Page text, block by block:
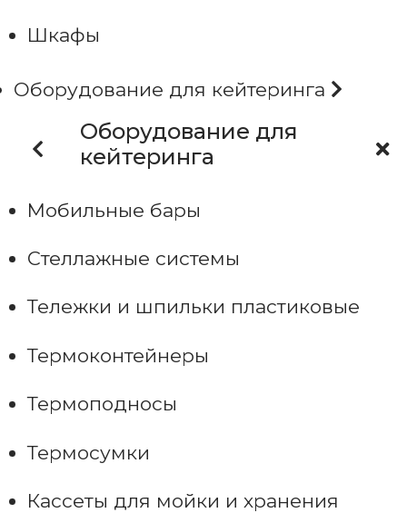
Шкафы
Оборудование для кейтеринга
Оборудование для
кейтеринга
Мобильные бары
Стеллажные системы
Тележки и шпильки пластиковые
Термоконтейнеры
Термоподносы
Термосумки
Кассеты для мойки и хранения